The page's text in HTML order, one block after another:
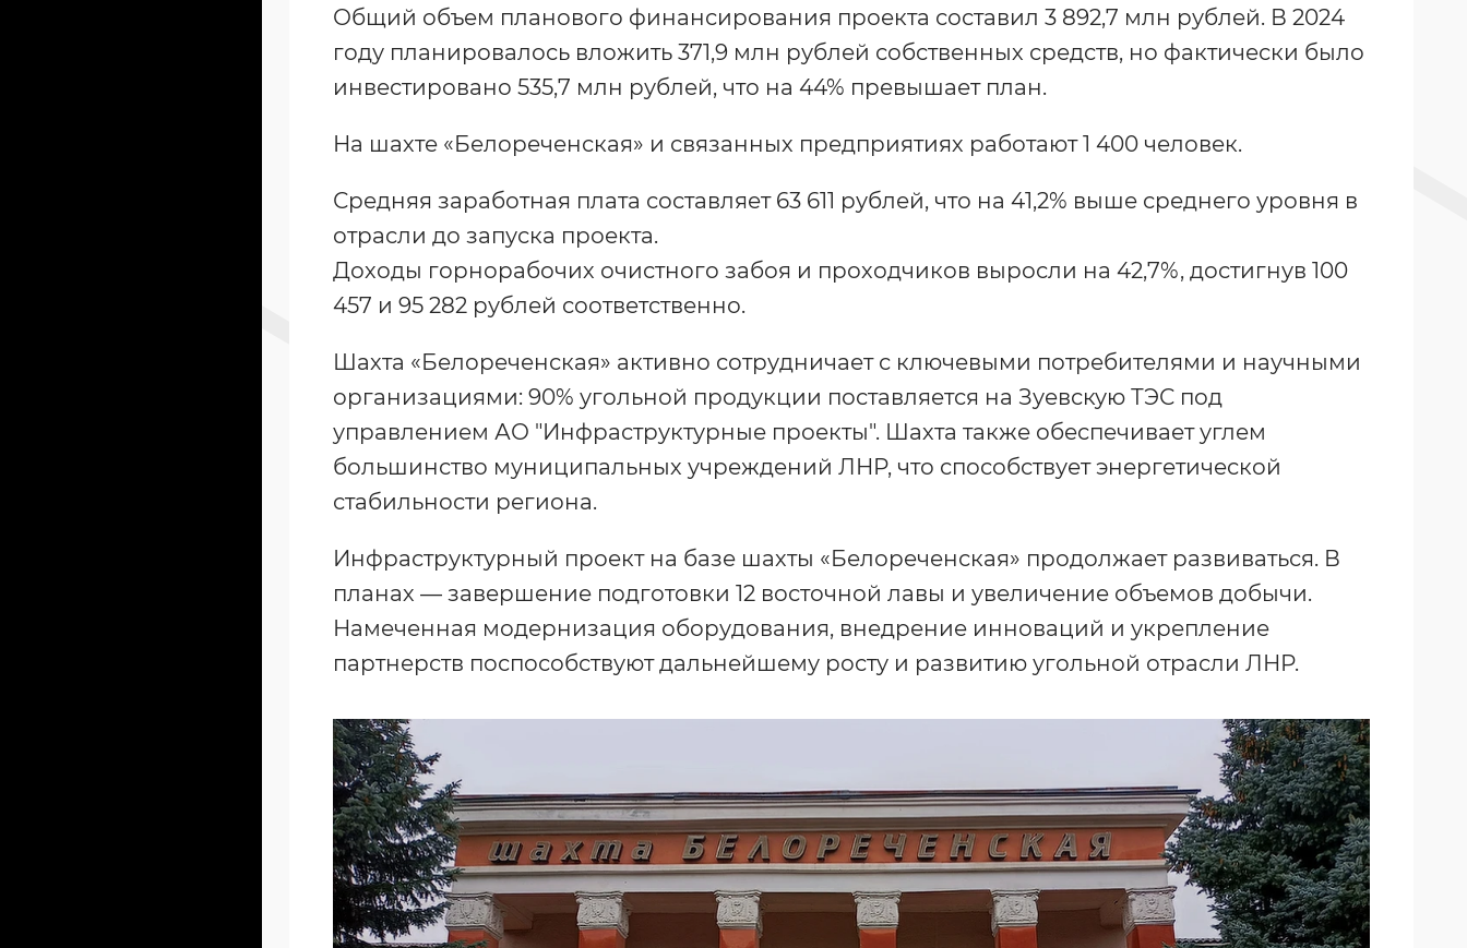
Общий объем планового финансирования проекта составил 3 892,7 млн рублей. В 2024
году планировалось вложить 371,9 млн рублей собственных средств, но фактически было
инвестировано 535,7 млн рублей, что на 44% превышает план.
На шахте «Белореченская» и связанных предприятиях работают 1 400 человек.
Средняя заработная плата составляет 63 611 рублей, что на 41,2% выше среднего уровня в
отрасли до запуска проекта.
Доходы горнорабочих очистного забоя и проходчиков выросли на 42,7%, достигнув 100
457 и 95 282 рублей соответственно.
Шахта «Белореченская» активно сотрудничает с ключевыми потребителями и научными
организациями: 90% угольной продукции поставляется на Зуевскую ТЭС под
управлением АО "Инфраструктурные проекты". Шахта также обеспечивает углем
большинство муниципальных учреждений ЛНР, что способствует энергетической
стабильности региона.
Инфраструктурный проект на базе шахты «Белореченская» продолжает развиваться. В
планах — завершение подготовки 12 восточной лавы и увеличение объемов добычи.
Намеченная модернизация оборудования, внедрение инноваций и укрепление
партнерств поспособствуют дальнейшему росту и развитию угольной отрасли ЛНР.